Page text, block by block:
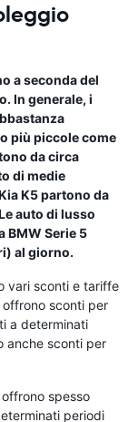
a seconda del
In generale, i
più piccole come
da circa
di medie
K5 partono da
auto di lusso
BMW Serie 5
al giorno.
vari sconti e tariffe
offrono sconti per
a determinati
anche sconti per
spesso
periodi